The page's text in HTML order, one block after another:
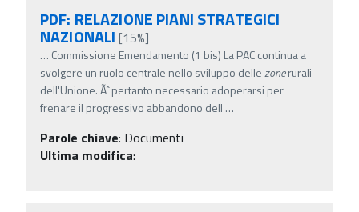
PDF: RELAZIONE PIANI STRATEGICI
NAZIONALI [15%]
… Commissione Emendamento (1 bis) La PAC continua a
svolgere un ruolo centrale nello sviluppo dellezonerurali
dell'Unione. Ãˆ pertanto necessario adoperarsi per
frenare il progressivo abbandono dell …
Parole chiave: Documenti
Ultima modifica: